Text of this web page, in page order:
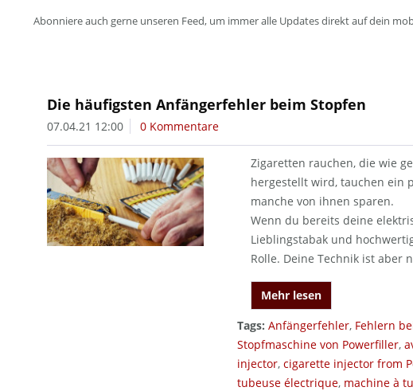
Abonniere auch gerne unseren Feed, um immer alle Updates direkt auf dein
Die häufigsten Anfängerfehler beim Stopfen
07.04.21 12:00 0 Kommentare
Zigaretten rauchen, die wie
hergestellt wird, tauchen ein
manche von ihnen sparen.
Wenn du bereits deine
Lieblingstabak und
Rolle. Deine Technik ist aber
Mehr lesen
Tags: Anfängerfehler, Fehlern
Stopfmaschine von Powerfiller,
injector, cigarette injector from
tubeuse électrique, machine à